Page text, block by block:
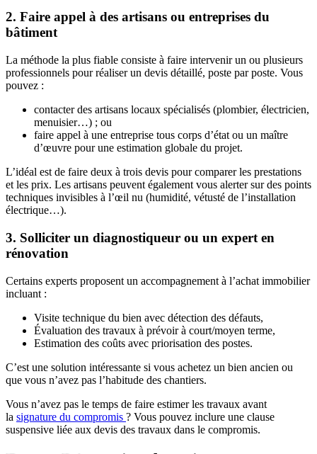
2. Faire appel à des artisans ou entreprises du
bâtiment
La méthode la plus fiable consiste à faire intervenir un ou plusieurs
professionnels pour réaliser un devis détaillé, poste par poste. Vous
pouvez :
contacter des artisans locaux spécialisés (plombier, électricien,
menuisier…) ; ou
faire appel à une entreprise tous corps d’état ou un maître
d’œuvre pour une estimation globale du projet.
L’idéal est de faire deux à trois devis pour comparer les prestations
et les prix. Les artisans peuvent également vous alerter sur des points
techniques invisibles à l’œil nu (humidité, vétusté de l’installation
électrique…).
3. Solliciter un diagnostiqueur ou un expert en
rénovation
Certains experts proposent un accompagnement à l’achat immobilier
incluant :
Visite technique du bien avec détection des défauts,
Évaluation des travaux à prévoir à court/moyen terme,
Estimation des coûts avec priorisation des postes.
C’est une solution intéressante si vous achetez un bien ancien ou
que vous n’avez pas l’habitude des chantiers.
Vous n’avez pas le temps de faire estimer les travaux avant
la signature du compromis ? Vous pouvez inclure une clause
suspensive liée aux devis des travaux dans le compromis.